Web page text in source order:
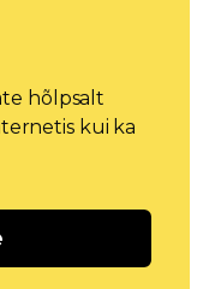
hõlpsalt
kui ka